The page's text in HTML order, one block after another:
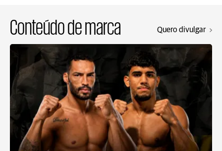
Conteúdo de marca Quero divulgar